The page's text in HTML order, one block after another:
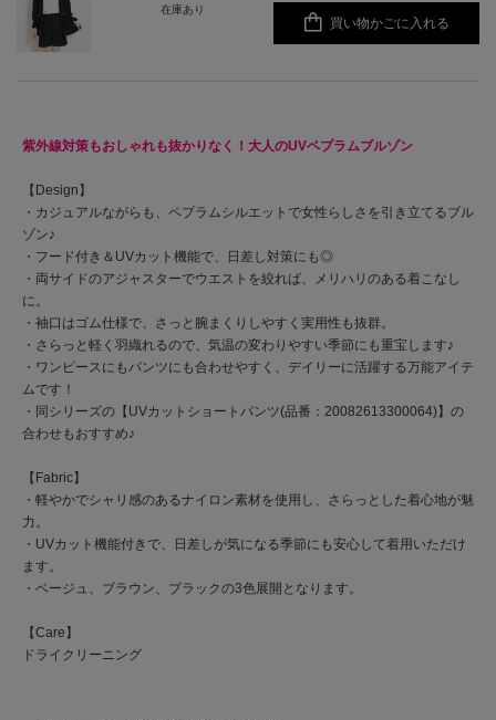
在庫あり
買い物かごに入れる
紫外線対策もおしゃれも抜かりなく！大人のUVペプラムブルゾン
【Design】
・カジュアルながらも、ペプラムシルエットで女性らしさを引き立てるブル
ゾン♪
・フード付き＆UVカット機能で、日差し対策にも◎
・両サイドのアジャスターでウエストを絞れば、メリハリのある着こなし
に。
・袖口はゴム仕様で、さっと腕まくりしやすく実用性も抜群。
・さらっと軽く羽織れるので、気温の変わりやすい季節にも重宝します♪
・ワンピースにもパンツにも合わせやすく、デイリーに活躍する万能アイテ
ムです！
・同シリーズの【UVカットショートパンツ(品番：20082613300064)】の
合わせもおすすめ♪
【Fabric】
・軽やかでシャリ感のあるナイロン素材を使用し、さらっとした着心地が魅
力。
・UVカット機能付きで、日差しが気になる季節にも安心して着用いただけ
ます。
・ベージュ、ブラウン、ブラックの3色展開となります。
【Care】
ドライクリーニング